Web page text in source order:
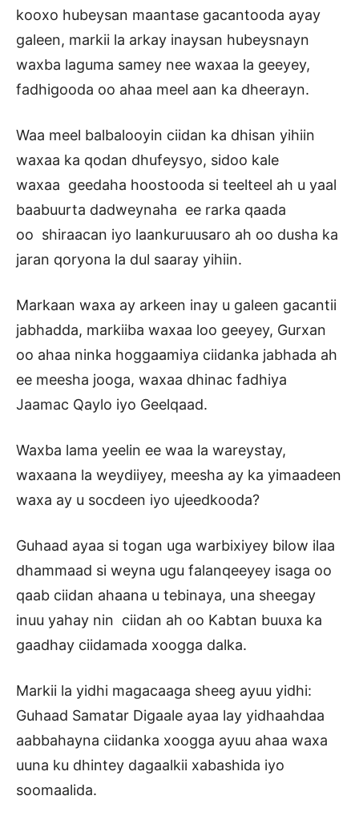
kooxo hubeysan maantase gacantooda ayay
galeen, markii la arkay inaysan hubeysnayn
waxba laguma samey nee waxaa la geeyey,
fadhigooda oo ahaa meel aan ka dheerayn.
Waa meel balbalooyin ciidan ka dhisan yihiin
waxaa ka qodan dhufeysyo, sidoo kale
waxaa geedaha hoostooda si teelteel ah u yaal
baabuurta dadweynaha ee rarka qaada
oo shiraacan iyo laankuruusaro ah oo dusha ka
jaran qoryona la dul saaray yihiin.
Markaan waxa ay arkeen inay u galeen gacantii
jabhadda, markiiba waxaa loo geeyey, Gurxan
oo ahaa ninka hoggaamiya ciidanka jabhada ah
ee meesha jooga, waxaa dhinac fadhiya
Jaamac Qaylo iyo Geelqaad.
Waxba lama yeelin ee waa la wareystay,
waxaana la weydiiyey, meesha ay ka yimaadeen
waxa ay u socdeen iyo ujeedkooda?
Guhaad ayaa si togan uga warbixiyey bilow ilaa
dhammaad si weyna ugu falanqeeyey isaga oo
qaab ciidan ahaana u tebinaya, una sheegay
inuu yahay nin ciidan ah oo Kabtan buuxa ka
gaadhay ciidamada xoogga dalka.
Markii la yidhi magacaaga sheeg ayuu yidhi:
Guhaad Samatar Digaale ayaa lay yidhaahdaa
aabbahayna ciidanka xoogga ayuu ahaa waxa
uuna ku dhintey dagaalkii xabashida iyo
soomaalida.